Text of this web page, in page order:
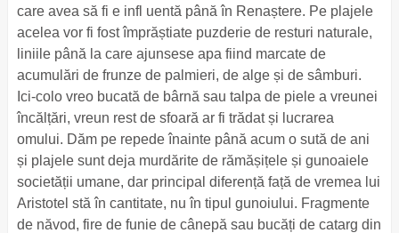
care avea să fi e infl uentă până în Renaștere. Pe plajele
acelea vor fi fost împrăștiate puzderie de resturi naturale,
liniile până la care ajunsese apa fiind marcate de
acumulări de frunze de palmieri, de alge și de sâmburi.
Ici-colo vreo bucată de bârnă sau talpa de piele a vreunei
încălțări, vreun rest de sfoară ar fi trădat și lucrarea
omului. Dăm pe repede înainte până acum o sută de ani
și plajele sunt deja murdărite de rămășițele și gunoaiele
societății umane, dar principal diferență față de vremea lui
Aristotel stă în cantitate, nu în tipul gunoiului. Fragmente
de năvod, fire de funie de cânepă sau bucăți de catarg din